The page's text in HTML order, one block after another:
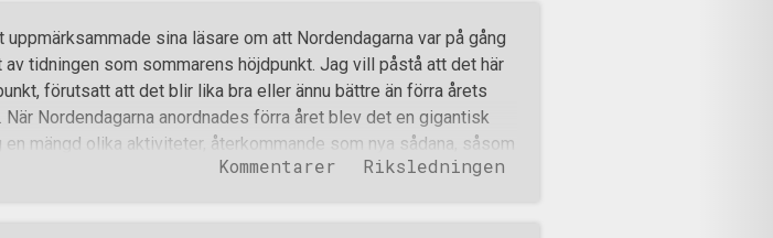
med permanent skuldsättning som följd på hela folket. I princip
idag en massiv statsskuld, men vem är vi skyldiga dessa pengar
man då lösa det här problemet? En av sakerna man gjorde var att
började få människor som egentligen inte hade något behov
att köpa dem. Hur många hushållsmaskiner har inte köpts
uppmärksammade sina läsare om att Nordendagarna var på gång
tidningen som sommarens höjdpunkt. Jag vill påstå att det här
förutsatt att det blir lika bra eller ännu bättre än förra årets
När Nordendagarna anordnades förra året blev det en gigantisk
en mängd olika aktiviteter, återkommande som nya sådana, såsom
marknad och namngivningsceremoni. Det var musik, fest och
Kommentarer Riksledningen